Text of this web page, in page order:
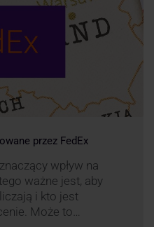
przez FedEx
wpływ na
ważne jest, aby
i kto jest
Może to